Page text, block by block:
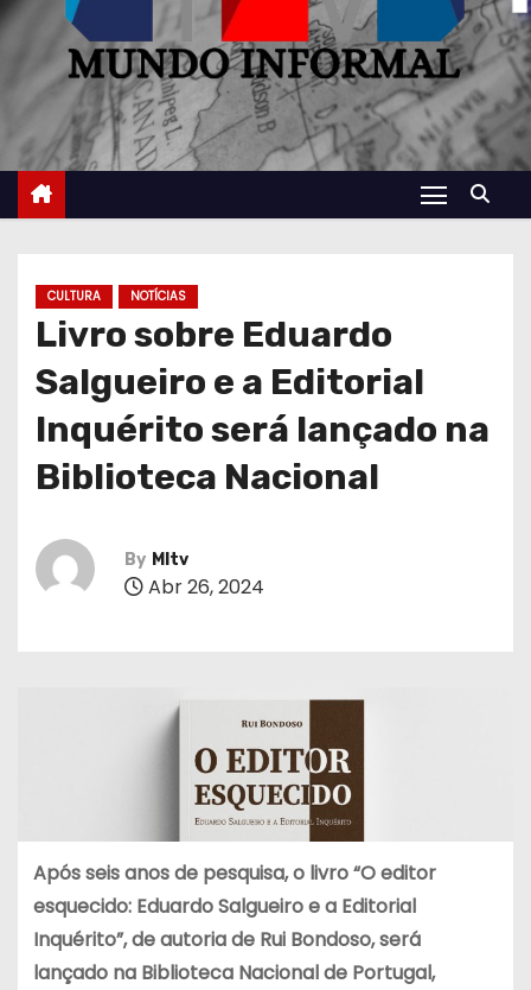
CULTURA NOTÍCIAS
Livro sobre Eduardo
Salgueiro e a Editorial
Inquérito será lançado na
Biblioteca Nacional
By MItv
Abr 26, 2024
Após seis anos de pesquisa, o livro “O editor
esquecido: Eduardo Salgueiro e a Editorial
Inquérito”, de autoria de Rui Bondoso, será
lançado na Biblioteca Nacional de Portugal,